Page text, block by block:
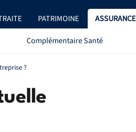
PATRIMOINE ASSURANCE
Complémentaire Santé
?